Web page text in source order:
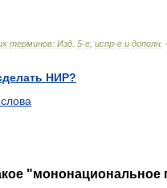
терминов: Изд 5-е испр-е и дополн
НИР?
"мононациональное